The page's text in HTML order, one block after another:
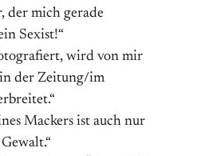
der mich gerade
Sexist!“
wird von mir
der Zeitung/im
Mackers ist auch nur